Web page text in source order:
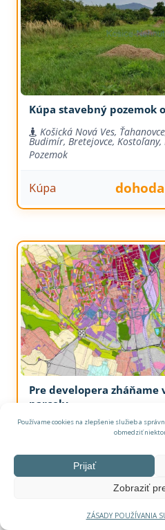
Používame cookies na zlepšenie služieb a
obmedziť
Prijať
Zobraziť
ZÁSADY POUŽÍVANIA
Kúpa stavebný pozemok
Košická Nová Ves,
Budimír, Bretejovce, Kostoľany,
Pozemok
Kúpa dohoda
Pre developera zháňame
parcely
Staré Mesto
dohoda